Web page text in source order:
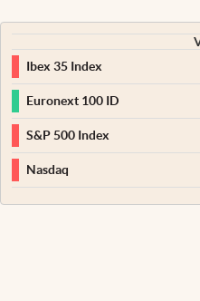
Ibex 35 Index
Euronext 100 ID
S&P 500 Index
Nasdaq